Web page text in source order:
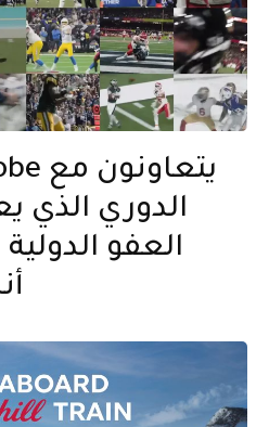
الدوري الذي
العفو